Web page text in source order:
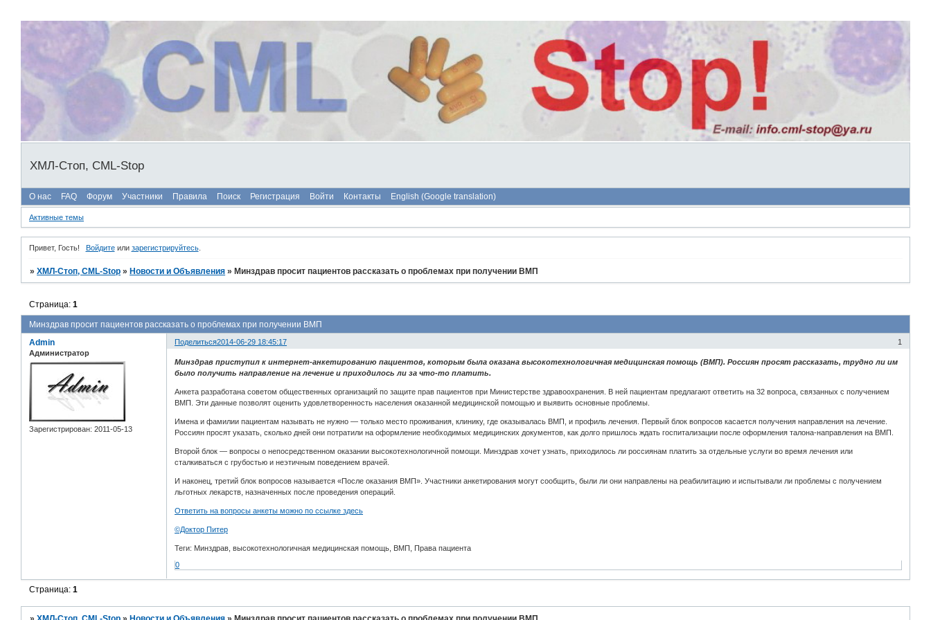
ХМЛ-Стоп, CML-Stop
О нас FAQ Форум Участники Правила Поиск Регистрация Войти Контакты English (Google translation)
Активные темы
Привет, Гость! Войдитеили зарегистрируйтесь.
»ХМЛ-Стоп, CML-Stop »Новости и Объявления »Минздрав просит пациентов рассказать о проблемах при получении ВМП
Минздрав просит пациентов рассказать о проблемах при получении ВМП
Страница:1
Поделиться 1
2014-06-29 18:45:17
Admin
Администратор
Зарегистрирован: 2011-05-13
Минздрав приступил к интернет-анкетированию пациентов, которым была оказана высокотехнологичная медицинская помощь (ВМП). Россиян просят рассказать, трудно ли им
было получить направление на лечение и приходилось ли за что-то платить.
Анкета разработана советом общественных организаций по защите прав пациентов при Министерстве здравоохранения. В ней пациентам предлагают ответить на 32 вопроса, связанных с получением
ВМП. Эти данные позволят оценить удовлетворенность населения оказанной медицинской помощью и выявить основные проблемы.
Имена и фамилии пациентам называть не нужно — только место проживания, клинику, где оказывалась ВМП, и профиль лечения. Первый блок вопросов касается получения направления на лечение.
Россиян просят указать, сколько дней они потратили на оформление необходимых медицинских документов, как долго пришлось ждать госпитализации после оформления талона-направления на ВМП.
Второй блок — вопросы о непосредственном оказании высокотехнологичной помощи. Минздрав хочет узнать, приходилось ли россиянам платить за отдельные услуги во время лечения или
сталкиваться с грубостью и неэтичным поведением врачей.
И наконец, третий блок вопросов называется «После оказания ВМП». Участники анкетирования могут сообщить, были ли они направлены на реабилитацию и испытывали ли проблемы с получением
льготных лекарств, назначенных после проведения операций.
Ответить на вопросы анкеты можно по ссылке здесь
©Доктор Питер
Теги: Минздрав, высокотехнологичная медицинская помощь, ВМП, Права пациента
0
Страница:1